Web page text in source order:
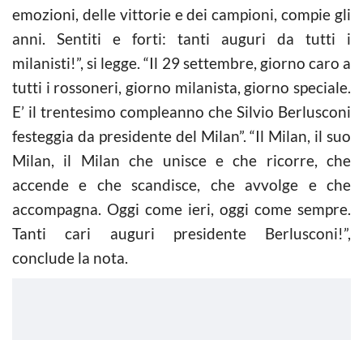
emozioni, delle vittorie e dei campioni, compie gli
anni. Sentiti e forti: tanti auguri da tutti i
milanisti!”, si legge. “Il 29 settembre, giorno caro a
tutti i rossoneri, giorno milanista, giorno speciale.
E’ il trentesimo compleanno che Silvio Berlusconi
festeggia da presidente del Milan”. “Il Milan, il suo
Milan, il Milan che unisce e che ricorre, che
accende e che scandisce, che avvolge e che
accompagna. Oggi come ieri, oggi come sempre.
Tanti cari auguri presidente Berlusconi!”,
conclude la nota.